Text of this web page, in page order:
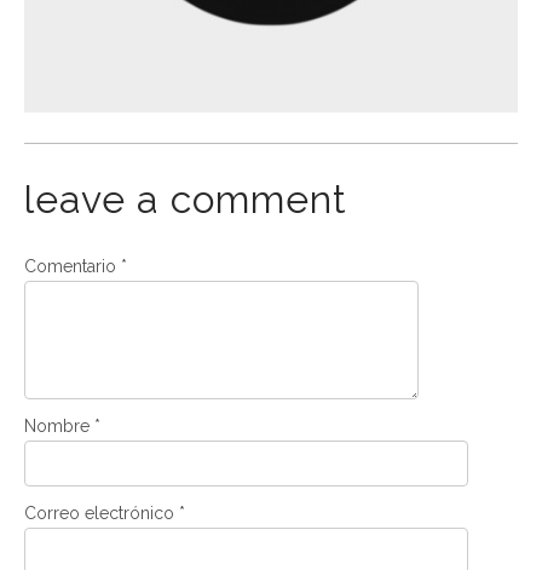
leave a comment
Comentario *
Nombre *
Correo electrónico *